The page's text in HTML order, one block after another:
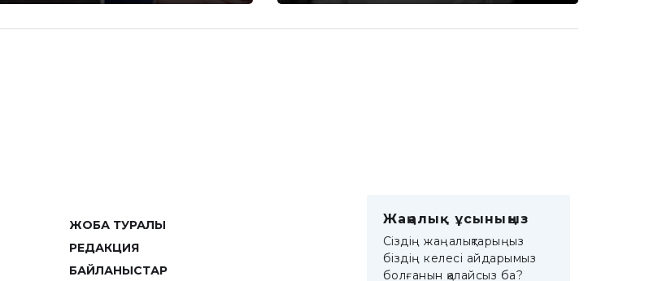
ЖОБА ТУРАЛЫ
РЕДАКЦИЯ
БАЙЛАНЫСТАР
Жаңалық ұсыныңыз
Сіздің жаңалықтарыңыз
біздің келесі айдарымыз
болғанын қалайсыз ба?